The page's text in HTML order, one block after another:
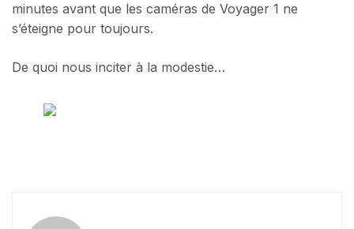
minutes avant que les caméras de Voyager 1 ne
s’éteigne pour toujours.
De quoi nous inciter à la modestie…